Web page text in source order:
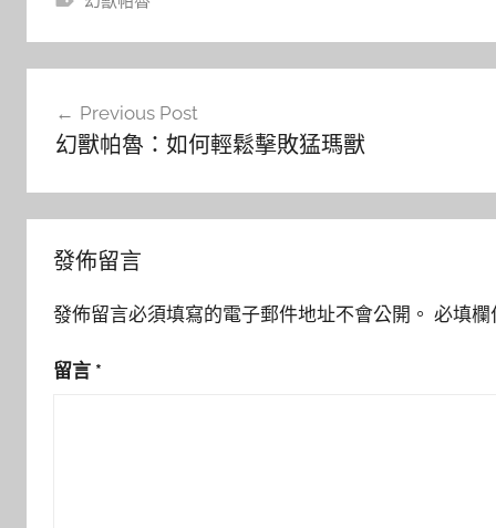
Previous Post
幻獸帕魯：如何輕鬆擊敗猛瑪獸
發佈留言
發佈留言必須填寫的電子郵件地址不會公開。 必填
留言 *